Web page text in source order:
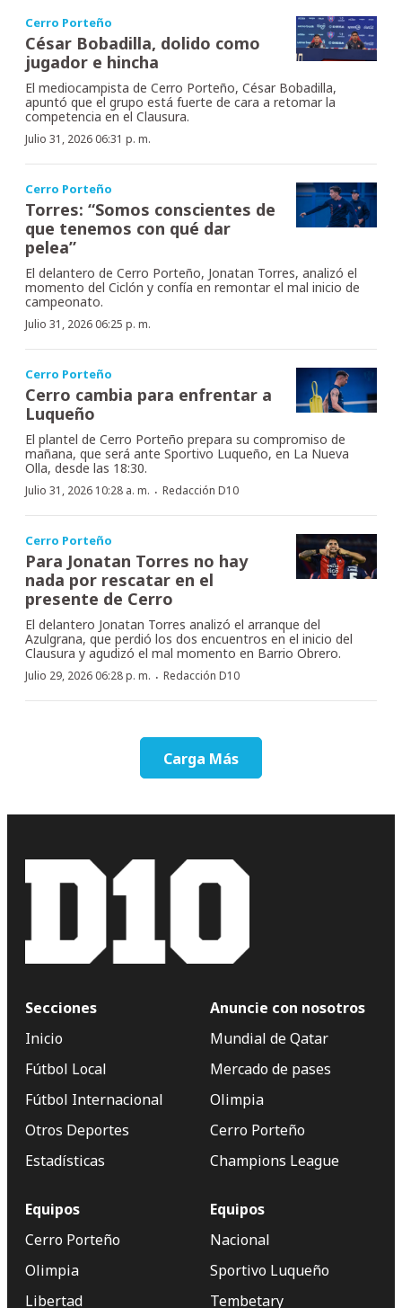
Cerro Porteño
César Bobadilla, dolido como
jugador e hincha
El mediocampista de Cerro Porteño, César Bobadilla,
apuntó que el grupo está fuerte de cara a retomar la
competencia en el Clausura.
Julio 31, 2026 06:31 p. m.
Cerro Porteño
Torres: “Somos conscientes de
que tenemos con qué dar
pelea”
El delantero de Cerro Porteño, Jonatan Torres, analizó el
momento del Ciclón y confía en remontar el mal inicio de
campeonato.
Julio 31, 2026 06:25 p. m.
Cerro Porteño
Cerro cambia para enfrentar a
Luqueño
El plantel de Cerro Porteño prepara su compromiso de
mañana, que será ante Sportivo Luqueño, en La Nueva
Olla, desde las 18:30.
Julio 31, 2026 10:28 a. m. · Redacción D10
Cerro Porteño
Para Jonatan Torres no hay
nada por rescatar en el
presente de Cerro
El delantero Jonatan Torres analizó el arranque del
Azulgrana, que perdió los dos encuentros en el inicio del
Clausura y agudizó el mal momento en Barrio Obrero.
Julio 29, 2026 06:28 p. m. · Redacción D10
Carga Más
Secciones
Inicio
Fútbol Local
Fútbol Internacional
Otros Deportes
Estadísticas
Anuncie con nosotros
Mundial de Qatar
Mercado de pases
Olimpia
Cerro Porteño
Champions League
Equipos
Cerro Porteño
Olimpia
Libertad
Equipos
Nacional
Sportivo Luqueño
Tembetary